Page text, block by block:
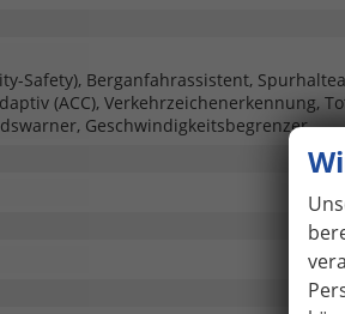
Safety), Berganfahrassistent,
(ACC), Verkehrzeichenerkennung,
Geschwindigkeitsbegrenzer